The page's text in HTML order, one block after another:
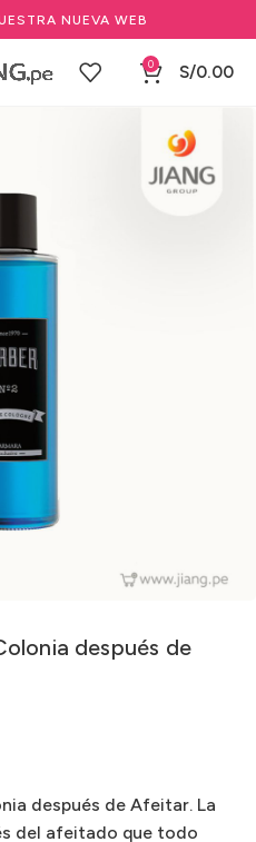
NUEVA WEB
0 S/0.00
después de
después de Afeitar. La
del afeitado que todo